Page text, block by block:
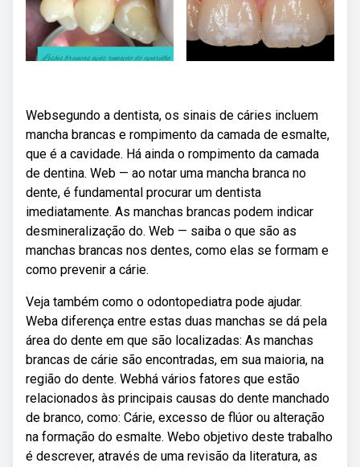
Websegundo a dentista, os sinais de cáries incluem
mancha brancas e rompimento da camada de esmalte,
que é a cavidade. Há ainda o rompimento da camada
de dentina. Web — ao notar uma mancha branca no
dente, é fundamental procurar um dentista
imediatamente. As manchas brancas podem indicar
desmineralização do. Web — saiba o que são as
manchas brancas nos dentes, como elas se formam e
como prevenir a cárie.
Veja também como o odontopediatra pode ajudar.
Weba diferença entre estas duas manchas se dá pela
área do dente em que são localizadas: As manchas
brancas de cárie são encontradas, em sua maioria, na
região do dente. Webhá vários fatores que estão
relacionados às principais causas do dente manchado
de branco, como: Cárie, excesso de flúor ou alteração
na formação do esmalte. Webo objetivo deste trabalho
é descrever, através de uma revisão da literatura, as